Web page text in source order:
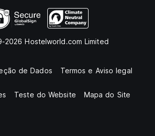
2026 Hostelworld.com Limited
de Dados Termos e Aviso legal
Teste do Website Mapa do Site